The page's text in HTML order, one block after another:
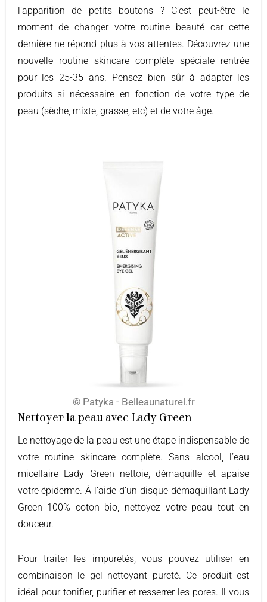
l’apparition de petits boutons ? C’est peut-être le
moment de changer votre routine beauté car cette
dernière ne répond plus à vos attentes. Découvrez une
nouvelle routine skincare complète spéciale rentrée
pour les 25-35 ans. Pensez bien sûr à adapter les
produits si nécessaire en fonction de votre type de
peau (sèche, mixte, grasse, etc) et de votre âge.
Nettoyer la peau avec Lady Green
Le nettoyage de la peau est une étape indispensable de
votre routine skincare complète. Sans alcool, l’eau
micellaire Lady Green nettoie, démaquille et apaise
votre épiderme. À l’aide d’un disque démaquillant Lady
Green 100% coton bio, nettoyez votre peau tout en
douceur.
Pour traiter les impuretés, vous pouvez utiliser en
combinaison le gel nettoyant pureté. Ce produit est
idéal pour tonifier, purifier et resserrer les pores. Il vous
© Patyka - Belleaunaturel.fr